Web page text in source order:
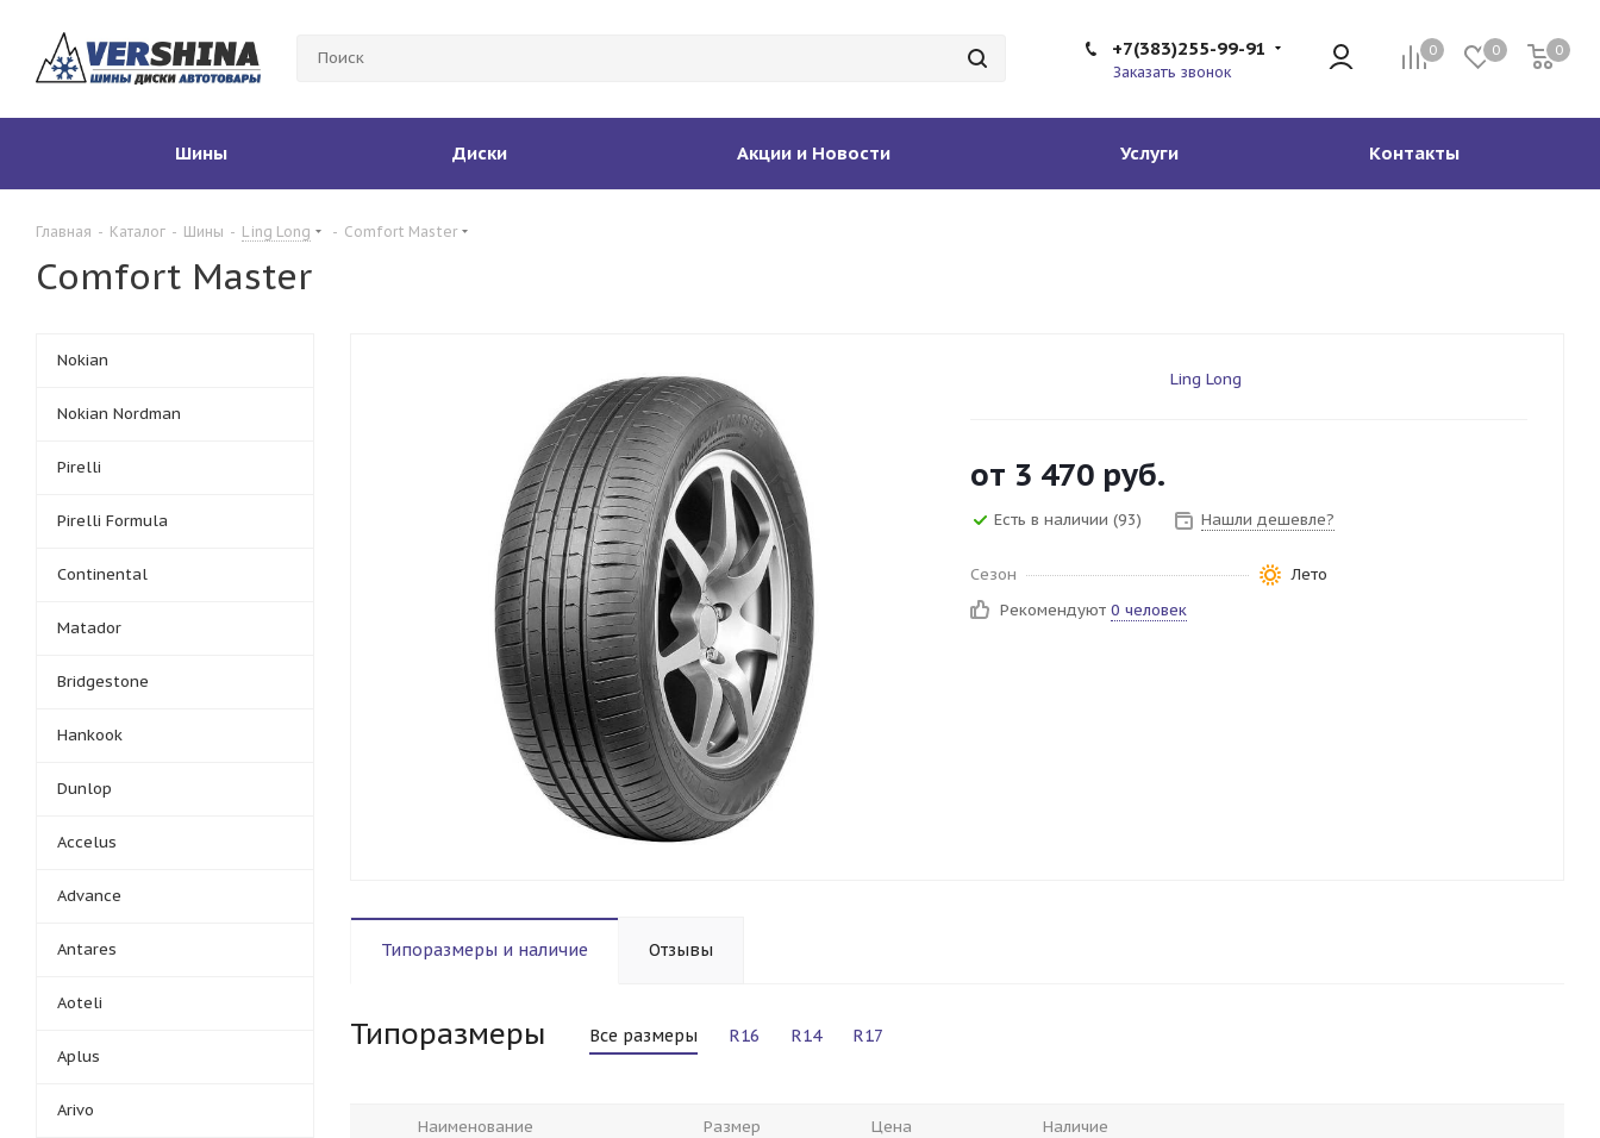
0 0 0
+7(383)255-99-91
Заказать звонок
Шины Диски Акции и Новости Услуги Контакты
Главная - Каталог - Шины - Ling Long - Comfort Master
Comfort Master
Ling Long
от 3 470 руб.
Есть в наличии (93) Нашли дешевле?
Сезон
Лето
Рекомендуют 0 человек
Типоразмеры и наличие Отзывы
Типоразмеры Все размеры R16 R14 R17
Наименование Размер Цена Наличие
Nokian
Nokian Nordman
Pirelli
Pirelli Formula
Continental
Matador
Bridgestone
Hankook
Dunlop
Accelus
Advance
Antares
Aoteli
Aplus
Arivo